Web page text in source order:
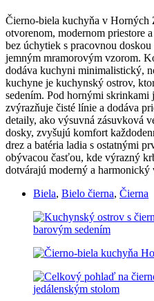
Čierno-biela kuchyňa v Horných
otvorenom, modernom priestore
bez úchytiek s pracovnou
jemným mramorovým vzorom.
dodáva kuchyni minimalistický,
kuchyne je kuchynský ostrov,
sedením. Pod hornými
zvýrazňuje čisté línie a dodáva
detaily, ako výsuvná zásuvková
dosky, zvyšujú komfort
drez a batéria ladia s ostatnými
obývacou časťou, kde výrazný
dotvárajú moderný a
Biela, Bielo čierna, Čierna